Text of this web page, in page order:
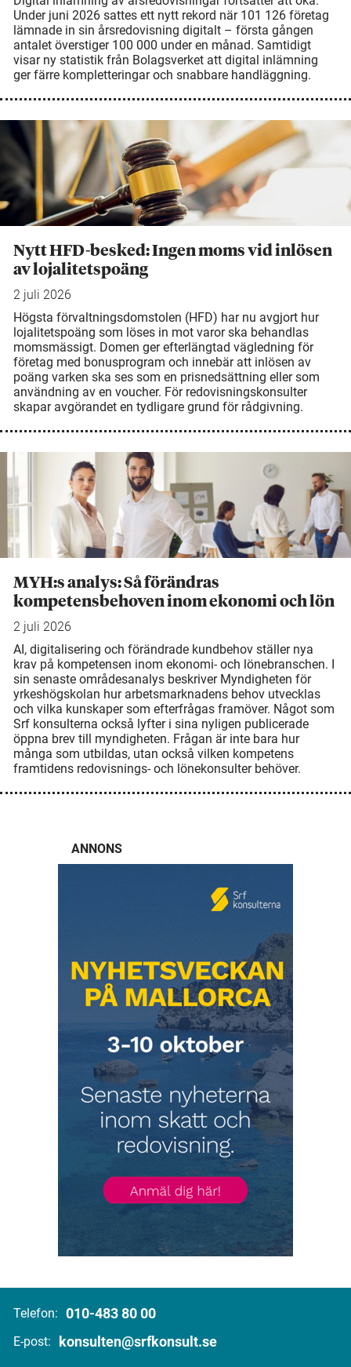
Under juni 2026 sattes ett nytt rekord när 101 126 företag
lämnade in sin årsredovisning digitalt – första gången
antalet överstiger 100 000 under en månad. Samtidigt
visar ny statistik från Bolagsverket att digital inlämning
ger färre kompletteringar och snabbare handläggning.
Nytt HFD-besked: Ingen moms vid inlösen
av lojalitetspoäng
2 juli 2026
Högsta förvaltningsdomstolen (HFD) har nu avgjort hur
lojalitetspoäng som löses in mot varor ska behandlas
momsmässigt. Domen ger efterlängtad vägledning för
företag med bonusprogram och innebär att inlösen av
poäng varken ska ses som en prisnedsättning eller som
användning av en voucher. För redovisningskonsulter
skapar avgörandet en tydligare grund för rådgivning.
MYH:s analys: Så förändras
kompetensbehoven inom ekonomi och lön
2 juli 2026
AI, digitalisering och förändrade kundbehov ställer nya
krav på kompetensen inom ekonomi- och lönebranschen. I
sin senaste områdesanalys beskriver Myndigheten för
yrkeshögskolan hur arbetsmarknadens behov utvecklas
och vilka kunskaper som efterfrågas framöver. Något som
Srf konsulterna också lyfter i sina nyligen publicerade
öppna brev till myndigheten. Frågan är inte bara hur
många som utbildas, utan också vilken kompetens
framtidens redovisnings- och lönekonsulter behöver.
ANNONS
Telefon: 010-483 80 00
E-post: konsulten@srfkonsult.se